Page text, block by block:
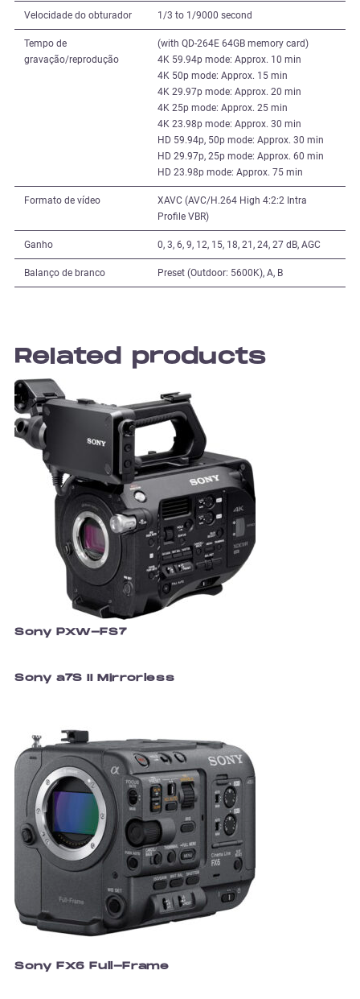
Velocidade do obturador 1/3 to 1/9000 second
Tempo de
gravação/reprodução
(with QD-264E 64GB memory card)
4K 59.94p mode: Approx. 10 min
4K 50p mode: Approx. 15 min
4K 29.97p mode: Approx. 20 min
4K 25p mode: Approx. 25 min
4K 23.98p mode: Approx. 30 min
HD 59.94p, 50p mode: Approx. 30 min
HD 29.97p, 25p mode: Approx. 60 min
HD 23.98p mode: Approx. 75 min
Formato de vídeo
XAVC (AVC/H.264 High 4:2:2 Intra
Profile VBR)
Ganho 0, 3, 6, 9, 12, 15, 18, 21, 24, 27 dB, AGC
Balanço de branco Preset (Outdoor: 5600K), A, B
Related products
Sony PXW-FS7
Sony a7S II Mirrorless
Sony FX6 Full-Frame